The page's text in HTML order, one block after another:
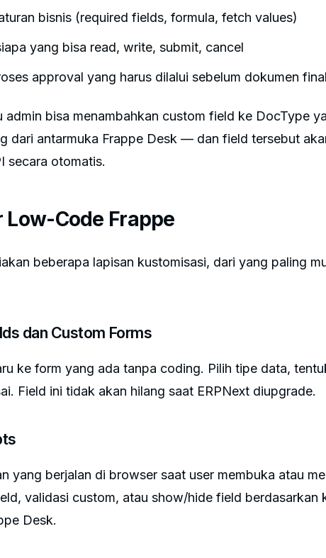
bisnis (required fields, formula, fetch values)
yang bisa read, write, submit, cancel
approval yang harus dilalui sebelum dokumen final
admin bisa menambahkan custom field ke DocType
dari antarmuka Frappe Desk — dan field tersebut
secara otomatis.
Code Frappe
beberapa lapisan kustomisasi, dari yang paling
dan Custom Forms
ke form yang ada tanpa coding. Pilih tipe data,
Field ini tidak akan hilang saat ERPNext diupgrade.
yang berjalan di browser saat user membuka atau
validasi custom, atau show/hide field berdasarkan
Desk.